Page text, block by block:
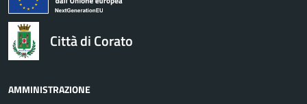
Città di Corato
AMMINISTRAZIONE